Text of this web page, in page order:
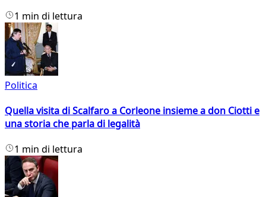
1 min di lettura
Politica
Quella visita di Scalfaro a Corleone insieme a don Ciotti e
una storia che parla di legalità
1 min di lettura